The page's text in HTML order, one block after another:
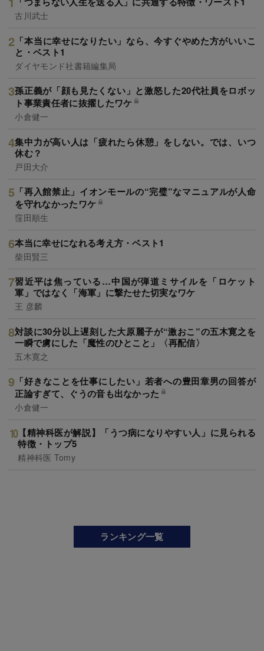
古川武士
「本当に幸せになりたい」なら、今すぐやめた方がいいこ
と・ベスト1
ダイヤモンド社書籍編集局
孫正義が「顔も見たくない」と激怒した20代社員をロボッ
ト事業責任者に抜擢したワケ
小倉健一
集中力が高い人は「疲れたら休憩」をしない。では、いつ
休む？
戸田大介
「再入館禁止」イオンモールの“完璧”なマニュアルが人命
を守れなかったワケ
窪田順生
本当に幸せになれる考え方・ベスト1
柴田賢三
習近平は焦っている…中国が弾道ミサイルを「ロケット
軍」ではなく「海軍」に撃たせた切実なワケ
王 彦麟
対談に30分以上遅刻した大原麗子が“激おこ”の五木寛之を
一瞬で虜にした「魔性のひとこと」〈再配信〉
五木寛之
「好きなことを仕事にしたい」若者への豊田章男の回答が
正論すぎて、ぐうの音も出なかった
小倉健一
【精神科医が解説】「うつ病になりやすい人」に見られる
特徴・トップ5
精神科医 Tomy
ランキング一覧